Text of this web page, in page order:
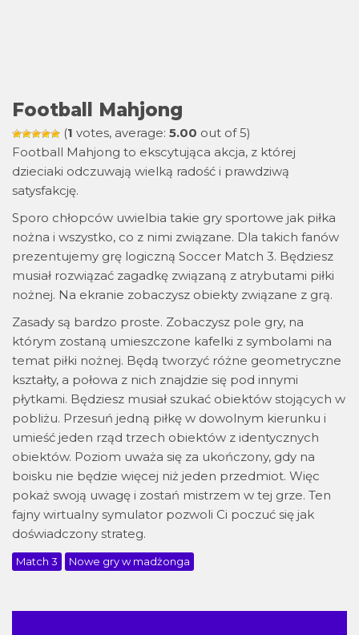
Football Mahjong
(1 votes, average: 5.00 out of 5)
Football Mahjong to ekscytująca akcja, z której
dzieciaki odczuwają wielką radość i prawdziwą
satysfakcję.
Sporo chłopców uwielbia takie gry sportowe jak piłka
nożna i wszystko, co z nimi związane. Dla takich fanów
prezentujemy grę logiczną Soccer Match 3. Będziesz
musiał rozwiązać zagadkę związaną z atrybutami piłki
nożnej. Na ekranie zobaczysz obiekty związane z grą.
Zasady są bardzo proste. Zobaczysz pole gry, na
którym zostaną umieszczone kafelki z symbolami na
temat piłki nożnej. Będą tworzyć różne geometryczne
kształty, a połowa z nich znajdzie się pod innymi
płytkami. Będziesz musiał szukać obiektów stojących w
pobliżu. Przesuń jedną piłkę w dowolnym kierunku i
umieść jeden rząd trzech obiektów z identycznych
obiektów. Poziom uważa się za ukończony, gdy na
boisku nie będzie więcej niż jeden przedmiot. Więc
pokaż swoją uwagę i zostań mistrzem w tej grze. Ten
fajny wirtualny symulator pozwoli Ci poczuć się jak
doświadczony strateg.
Match 3 Nowe gry w madżonga